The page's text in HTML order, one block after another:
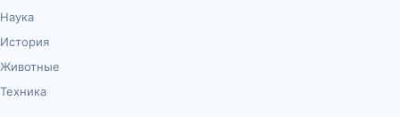
Наука
История
Животные
Техника